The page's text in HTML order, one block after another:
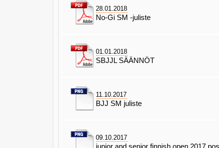
28.01.2018
No-Gi SM -juliste
01.01.2018
SBJJL SÄÄNNÖT
11.10.2017
BJJ SM juliste
09.10.2017
junior and senior finnish open 2017